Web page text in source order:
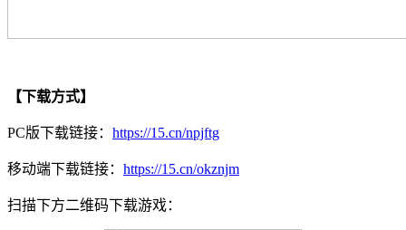
【下载方式】
PC版下载链接： https://15.cn/npjftg
移动端下载链接： https://15.cn/okznjm
扫描下方二维码下载游戏：